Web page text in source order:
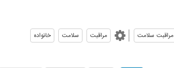
مراقبت سلامت مراقبت سلامت
خانواده